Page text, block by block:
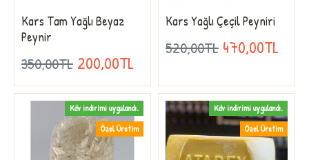
Kars Tam Yağlı Beyaz
Peynir
350,00TL 200,00TL
Kars Yağlı Çeçil Peyniri
520,00TL 470,00TL
Özel Üretim
Kdv indirimi uygulandı.
Özel Üretim
Kdv indirimi uygulandı.